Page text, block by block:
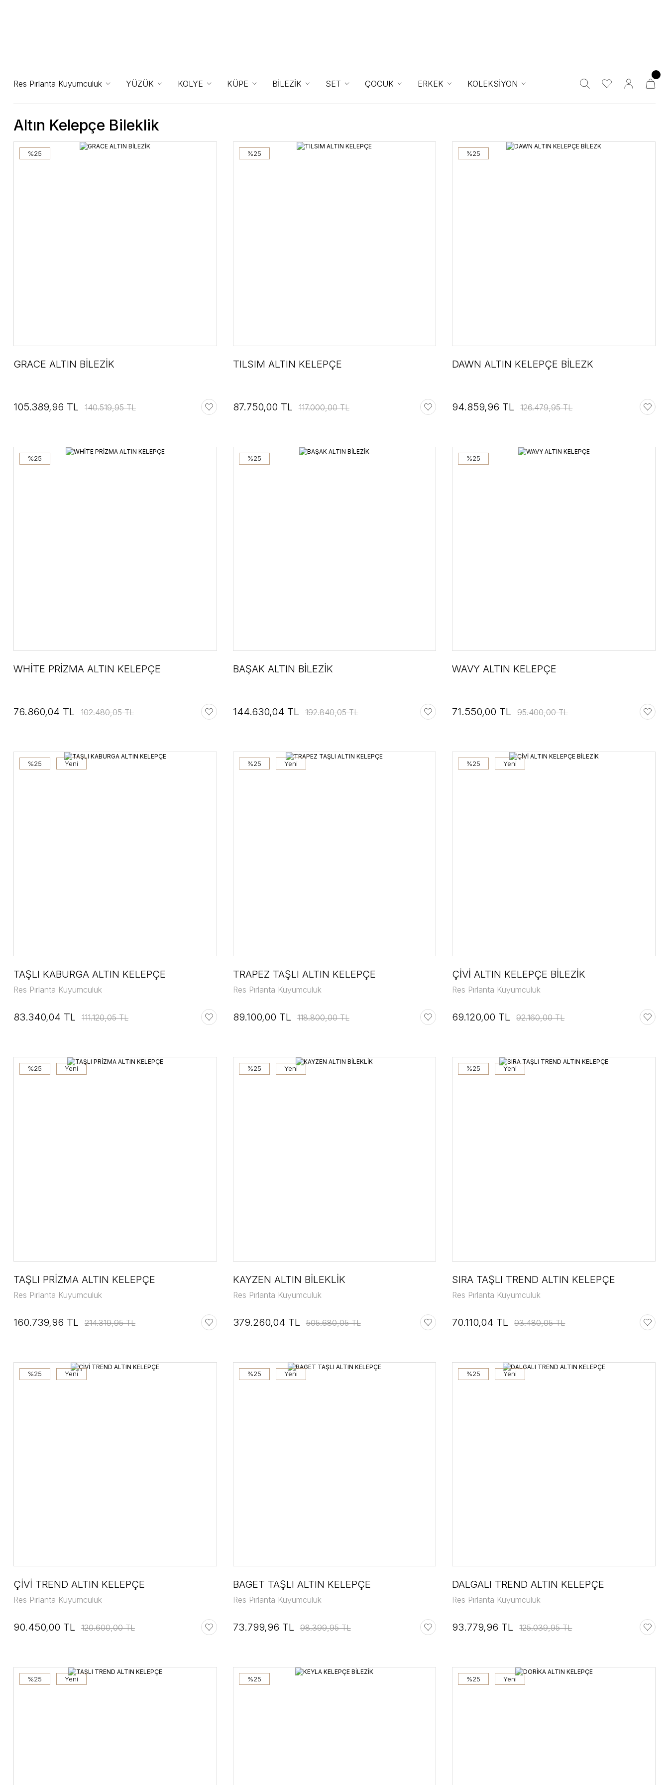
Res Pırlanta Kuyumculuk YÜZÜK KOLYE KÜPE BİLEZİK SET ÇOCUK ERKEK KOLEKSİYON
Altın Kelepçe Bileklik
%25
GRACE ALTIN BİLEZİK
105.389,96 TL 140.519,95 TL
%25
TILSIM ALTIN KELEPÇE
87.750,00 TL 117.000,00 TL
%25
DAWN ALTIN KELEPÇE BİLEZK
94.859,96 TL 126.479,95 TL
%25
WHİTE PRİZMA ALTIN KELEPÇE
76.860,04 TL 102.480,05 TL
%25
BAŞAK ALTIN BİLEZİK
144.630,04 TL 192.840,05 TL
%25
WAVY ALTIN KELEPÇE
71.550,00 TL 95.400,00 TL
%25 Yeni
TAŞLI KABURGA ALTIN KELEPÇE
Res Pırlanta Kuyumculuk
83.340,04 TL 111.120,05 TL
%25 Yeni
TRAPEZ TAŞLI ALTIN KELEPÇE
Res Pırlanta Kuyumculuk
89.100,00 TL 118.800,00 TL
%25 Yeni
ÇİVİ ALTIN KELEPÇE BİLEZİK
Res Pırlanta Kuyumculuk
69.120,00 TL 92.160,00 TL
%25 Yeni
TAŞLI PRİZMA ALTIN KELEPÇE
Res Pırlanta Kuyumculuk
160.739,96 TL 214.319,95 TL
%25 Yeni
KAYZEN ALTIN BİLEKLİK
Res Pırlanta Kuyumculuk
379.260,04 TL 505.680,05 TL
%25 Yeni
SIRA TAŞLI TREND ALTIN KELEPÇE
Res Pırlanta Kuyumculuk
70.110,04 TL 93.480,05 TL
%25 Yeni
ÇİVİ TREND ALTIN KELEPÇE
Res Pırlanta Kuyumculuk
90.450,00 TL 120.600,00 TL
%25 Yeni
BAGET TAŞLI ALTIN KELEPÇE
Res Pırlanta Kuyumculuk
73.799,96 TL 98.399,95 TL
%25 Yeni
DALGALI TREND ALTIN KELEPÇE
Res Pırlanta Kuyumculuk
93.779,96 TL 125.039,95 TL
%25 Yeni %25 %25 Yeni